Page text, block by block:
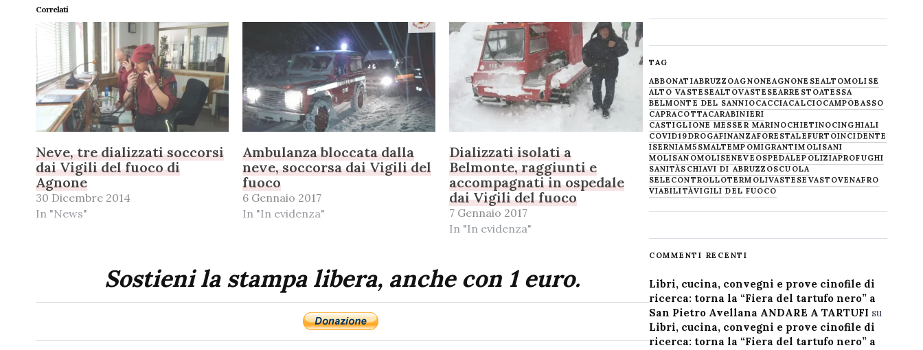
Correlati
Neve, tre dializzati soccorsi
dai Vigili del fuoco di
Agnone
30 Dicembre 2014
In "News"
Ambulanza bloccata dalla
neve, soccorsa dai Vigili del
fuoco
6 Gennaio 2017
In "In evidenza"
Dializzati isolati a
Belmonte, raggiunti e
accompagnati in ospedale
dai Vigili del fuoco
7 Gennaio 2017
In "In evidenza"
Sostieni la stampa libera, anche con 1 euro.
TAG
ABBONATIABRUZZOAGNONEAGNONESEALTOMOLISE
ALTO VASTESEALTOVASTESEARRESTOATESSA
BELMONTE DEL SANNIOCACCIACALCIOCAMPOBASSO
CAPRACOTTACARABINIERI
CASTIGLIONE MESSER MARINOCHIETINOCINGHIALI
COVID19DROGAFINANZAFORESTALEFURTOINCIDENTE
ISERNIAM5SMALTEMPOMIGRANTIMOLISANI
MOLISANOMOLISENEVE OSPEDALEPOLIZIAPROFUGHI
SANITÀSCHIAVI DI ABRUZZOSCUOLA
SELECONTROLLOTERMOLIVASTESE VASTOVENAFRO
VIABILITÀVIGILI DEL FUOCO
COMMENTI RECENTI
Libri, cucina, convegni e prove cinofile di
ricerca: torna la “Fiera del tartufo nero” a
San Pietro Avellana ANDARE A TARTUFI su
Libri, cucina, convegni e prove cinofile di
ricerca: torna la “Fiera del tartufo nero” a